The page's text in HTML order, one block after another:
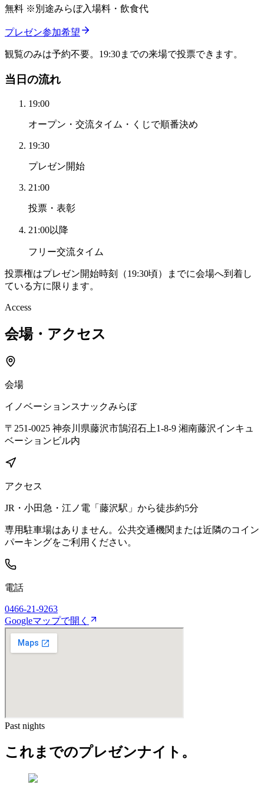
無料 ※別途みらぼ入場料・飲食代
プレゼン参加希望
観覧のみは予約不要。19:30までの来場で投票できます。
当日の流れ
19:00
オープン・交流タイム・くじで順番決め
19:30
プレゼン開始
21:00
投票・表彰
21:00以降
フリー交流タイム
投票権はプレゼン開始時刻（19:30頃）までに会場へ到着し
ている方に限ります。
Access
会場・アクセス
会場
イノベーションスナックみらぼ
〒251-0025 神奈川県藤沢市鵠沼石上1-8-9 湘南藤沢インキュ
ベーションビル内
アクセス
JR・小田急・江ノ電「藤沢駅」から徒歩約5分
専用駐車場はありません。公共交通機関または近隣のコイン
パーキングをご利用ください。
電話
0466-21-9263
Googleマップで開く
Past nights
これまでのプレゼンナイト。